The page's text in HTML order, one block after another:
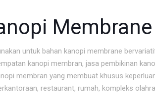
Membrane
untuk bahan kanopi membrane
kanopi membran, jasa pembikinan
membran yang membuat khusus
restaurant, rumah, kompleks